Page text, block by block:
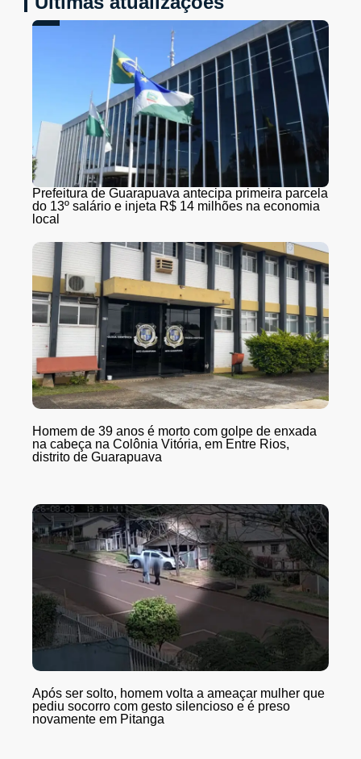
Prefeitura de Guarapuava antecipa primeira parcela
do 13º salário e injeta R$ 14 milhões na economia
local
Homem de 39 anos é morto com golpe de enxada
na cabeça na Colônia Vitória, em Entre Rios,
distrito de Guarapuava
Após ser solto, homem volta a ameaçar mulher que
pediu socorro com gesto silencioso e é preso
novamente em Pitanga